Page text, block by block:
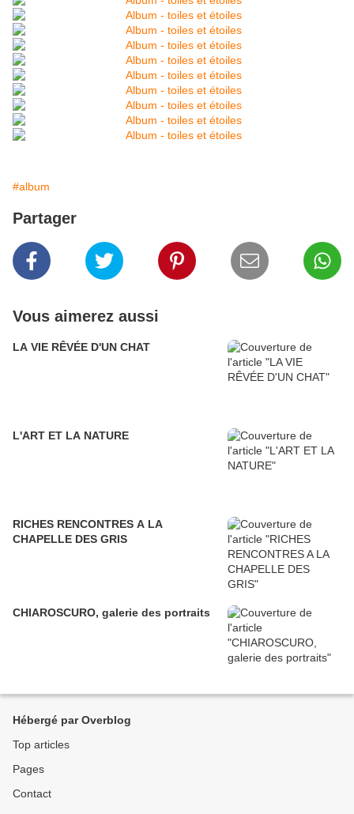
#album
Partager
Vous aimerez aussi
LA VIE RÊVÉE D'UN CHAT
L'ART ET LA NATURE
RICHES RENCONTRES A LA
CHAPELLE DES GRIS
CHIAROSCURO, galerie des portraits
Hébergé par Overblog
Top articles
Pages
Contact